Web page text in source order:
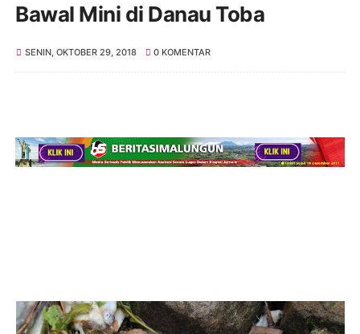
Bawal Mini di Danau Toba
SENIN, OKTOBER 29, 2018 0 KOMENTAR